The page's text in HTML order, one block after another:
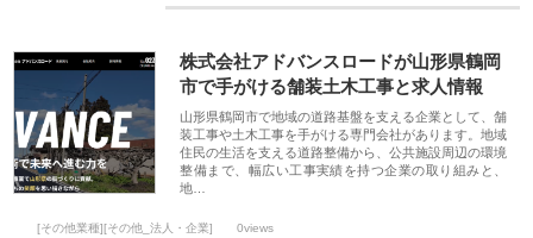
株式会社アドバンスロードが山形県鶴岡
市で手がける舗装土木工事と求人情報
山形県鶴岡市で地域の道路基盤を支える企業として、舗
装工事や土木工事を手がける専門会社があります。地域
住民の生活を支える道路整備から、公共施設周辺の環境
整備まで、幅広い工事実績を持つ企業の取り組みと、
地…
[その他業種][その他_法人・企業] 0views